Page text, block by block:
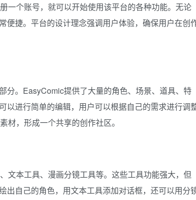
一个账号，就可以开始使用该平台的各种功能。无论
便捷。平台的设计理念强调用户体验，确保用户在创
分。EasyComic提供了大量的角色、场景、道具、特
以进行简单的编辑，用户可以根据自己的需求进行调
材，形成一个共享的创作社区。
文本工具、漫画分镜工具等。这些工具功能强大，但
出自己的角色，用文本工具添加对话框，还可以用分